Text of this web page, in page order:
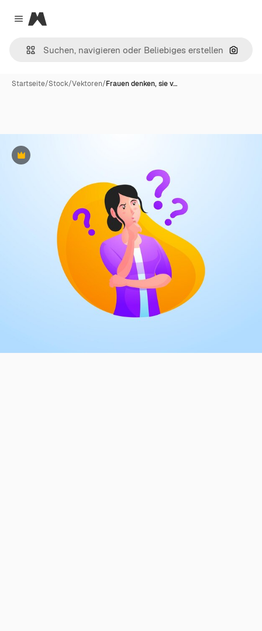
Close menu
Magnific
Nach
Startseite/Stock/Vektoren/Frauen denken, sie v…
Premium